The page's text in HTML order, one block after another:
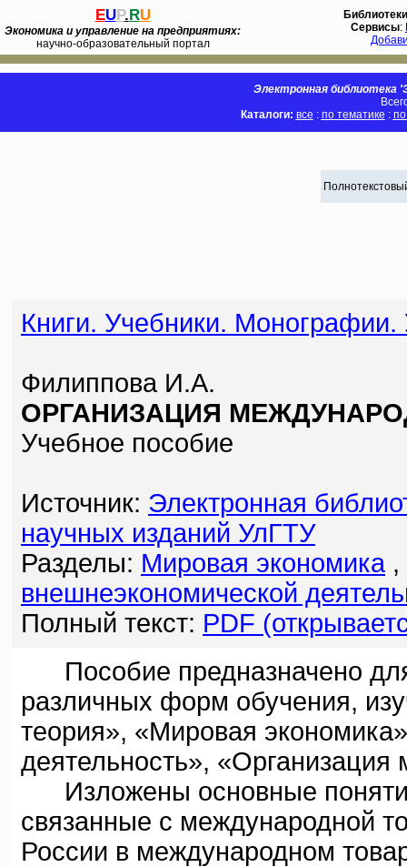
EUP.RU
Экономика и управление на предприятиях:
научно-образовательный портал
Библиотеки
Сервисы:
Электронная библиотека
Каталоги: все : по тематике :
Книги. Учебники.
Филиппова И.А.
ОРГАНИЗАЦИЯ
Учебное пособие
Источник: Электронная
научных изданий УлГТУ
Разделы: Мировая экономика,
внешнеэкономической
Полный текст: PDF
Пособие предназначено для
различных форм обучения,
теория», «Мировая
деятельность», «Организация
Изложены основные
связанные с международной
России в международном